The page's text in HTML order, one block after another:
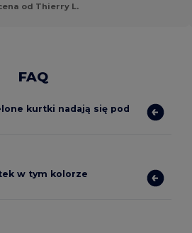
od Thierry L.
FAQ
kurtki nadają się pod
w tym kolorze